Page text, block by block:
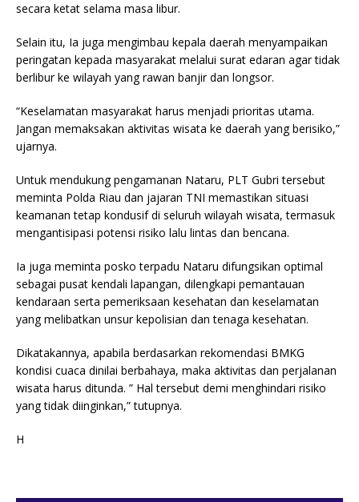
secara ketat selama masa libur.
Selain itu, Ia juga mengimbau kepala daerah menyampaikan
peringatan kepada masyarakat melalui surat edaran agar tidak
berlibur ke wilayah yang rawan banjir dan longsor.
“Keselamatan masyarakat harus menjadi prioritas utama.
Jangan memaksakan aktivitas wisata ke daerah yang berisiko,”
ujarnya.
Untuk mendukung pengamanan Nataru, PLT Gubri tersebut
meminta Polda Riau dan jajaran TNI memastikan situasi
keamanan tetap kondusif di seluruh wilayah wisata, termasuk
mengantisipasi potensi risiko lalu lintas dan bencana.
Ia juga meminta posko terpadu Nataru difungsikan optimal
sebagai pusat kendali lapangan, dilengkapi pemantauan
kendaraan serta pemeriksaan kesehatan dan keselamatan
yang melibatkan unsur kepolisian dan tenaga kesehatan.
Dikatakannya, apabila berdasarkan rekomendasi BMKG
kondisi cuaca dinilai berbahaya, maka aktivitas dan perjalanan
wisata harus ditunda. ” Hal tersebut demi menghindari risiko
yang tidak diinginkan,” tutupnya.
H